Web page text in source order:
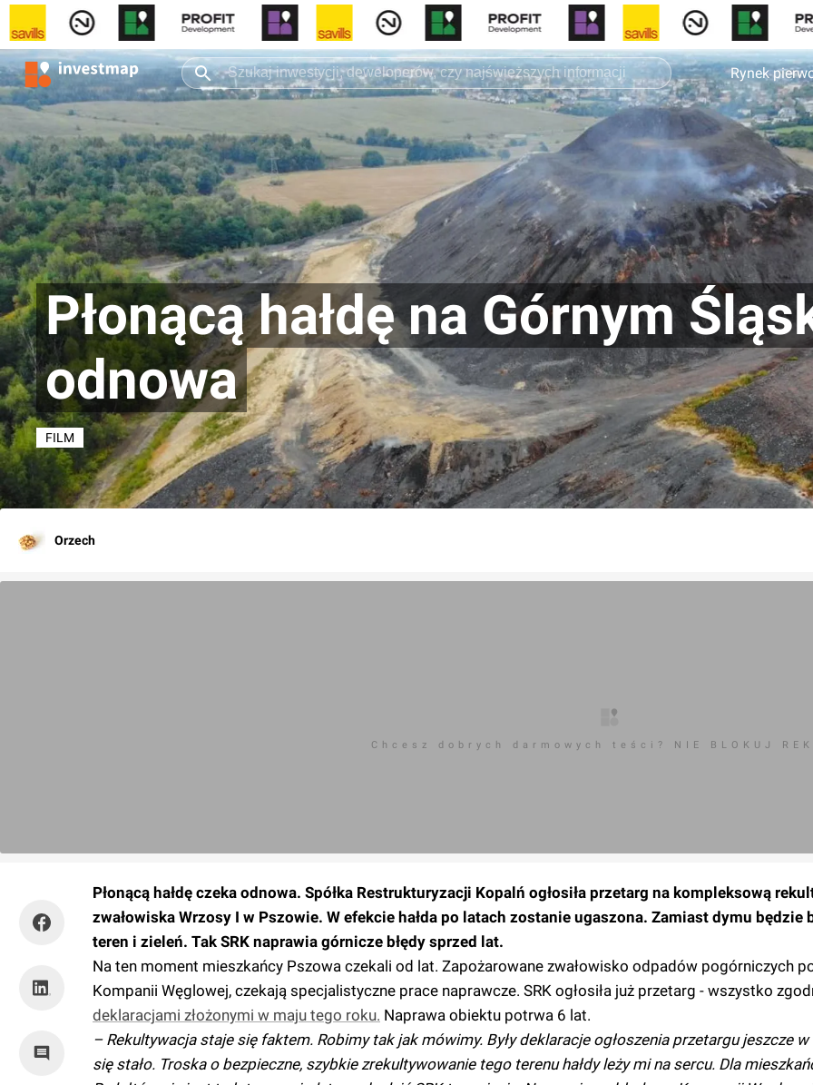
Rynek
Płonącą hałdę na Górnym
odnowa
FILM
Orzech
Chcesz dobrych darmowych teści? NIE BLOKUJ
Płonącą hałdę czeka odnowa. Spółka Restrukturyzacji Kopalń ogłosiła przetarg na kompleksową
zwałowiska Wrzosy I w Pszowie. W efekcie hałda po latach zostanie ugaszona. Zamiast dymu będzie
teren i zieleń. Tak SRK naprawia górnicze błędy sprzed lat.
Na ten moment mieszkańcy Pszowa czekali od lat. Zapożarowane zwałowisko odpadów pogórniczych
Kompanii Węglowej, czekają specjalistyczne prace naprawcze. SRK ogłosiła już przetarg - wszystko
deklaracjami złożonymi w maju tego roku. Naprawa obiektu potrwa 6 lat.
– Rekultywacja staje się faktem. Robimy tak jak mówimy. Były deklaracje ogłoszenia przetargu jeszcze
się stało. Troska o bezpieczne, szybkie zrekultywowanie tego terenu hałdy leży mi na sercu. Dla